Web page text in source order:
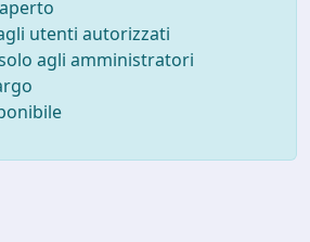
utenti autorizzati
agli amministratori